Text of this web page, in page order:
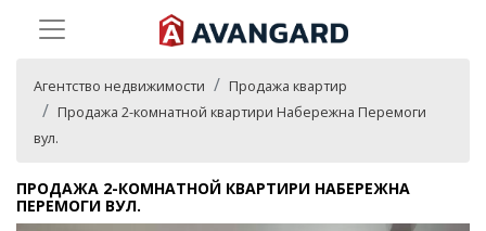
Агентство недвижимости
Продажа квартир
Продажа 2-комнатной квартири Набережна Перемоги
вул.
ПРОДАЖА 2-КОМНАТНОЙ КВАРТИРИ НАБЕРЕЖНА
ПЕРЕМОГИ ВУЛ.